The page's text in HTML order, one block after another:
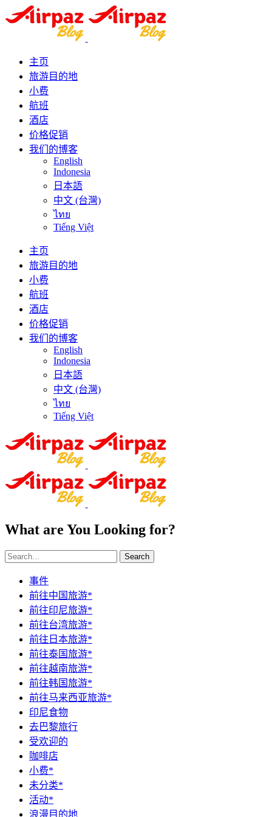
主页
旅游目的地
小费
航班
酒店
价格促销
我们的博客
English
Indonesia
日本語
中文 (台灣)
ไทย
Tiếng Việt
主页
旅游目的地
小费
航班
酒店
价格促销
我们的博客
English
Indonesia
日本語
中文 (台灣)
ไทย
Tiếng Việt
What are You Looking for?
Search
事件
前往中国旅游*
前往印尼旅游*
前往台湾旅游*
前往日本旅游*
前往泰国旅游*
前往越南旅游*
前往韩国旅游*
前往马来西亚旅游*
印尼食物
去巴黎旅行
受欢迎的
咖啡店
小费*
未分类*
活动*
浪漫目的地